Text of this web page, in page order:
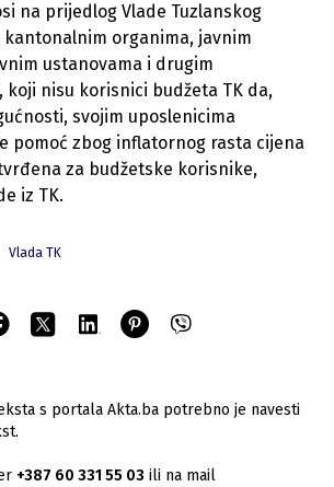
na prijedlog Vlade Tuzlanskog
organima, javnim
ustanovama i drugim
koji nisu korisnici budžeta TK da,
svojim uposlenicima
pomoć zbog inflatornog rasta cijena
za budžetske korisnike,
iz TK.
Vlada TK
s portala Akta.ba potrebno je navesti
+387 60 331 55 03 ili na mail